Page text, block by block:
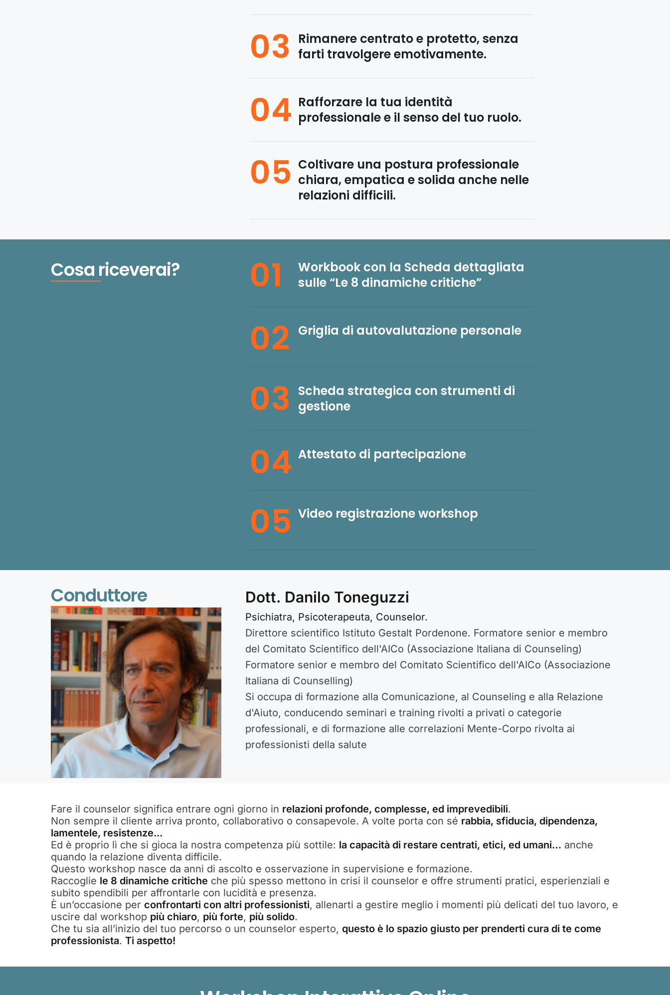
03
Rimanere centrato e protetto, senza
farti travolgere emotivamente.
04 Rafforzare la tua identità
professionale e il senso del tuo ruolo.
05 Coltivare una postura professionale
chiara, empatica e solida anche nelle
relazioni difficili.
Cosa riceverai? 01
Workbook con la Scheda dettagliata
sulle “Le 8 dinamiche critiche”
02 Griglia di autovalutazione personale
03
Scheda strategica con strumenti di
gestione
04 Attestato di partecipazione
05 Video registrazione workshop
Conduttore Dott. Danilo Toneguzzi
Psichiatra, Psicoterapeuta, Counselor.
Direttore scientifico Istituto Gestalt Pordenone. Formatore senior e membro
del Comitato Scientifico dell'AICo (Associazione Italiana di Counseling)
Formatore senior e membro del Comitato Scientifico dell'AICo (Associazione
Italiana di Counselling)
Si occupa di formazione alla Comunicazione, al Counseling e alla Relazione
d'Aiuto, conducendo seminari e training rivolti a privati o categorie
professionali, e di formazione alle correlazioni Mente-Corpo rivolta ai
professionisti della salute
Fare il counselor significa entrare ogni giorno in relazioni profonde, complesse, ed imprevedibili.
Non sempre il cliente arriva pronto, collaborativo o consapevole. A volte porta con sé rabbia, sfiducia, dipendenza,
lamentele, resistenze...
Ed è proprio lì che si gioca la nostra competenza più sottile: la capacità di restare centrati, etici, ed umani… anche
quando la relazione diventa difficile.
Questo workshop nasce da anni di ascolto e osservazione in supervisione e formazione.
Raccoglie le 8 dinamiche critiche che più spesso mettono in crisi il counselor e offre strumenti pratici, esperienziali e
subito spendibili per affrontarle con lucidità e presenza.
È un’occasione per confrontarti con altri professionisti, allenarti a gestire meglio i momenti più delicati del tuo lavoro, e
uscire dal workshop più chiaro, più forte, più solido.
Che tu sia all’inizio del tuo percorso o un counselor esperto, questo è lo spazio giusto per prenderti cura di te come
professionista. Ti aspetto!